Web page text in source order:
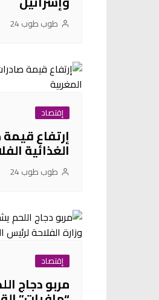
طوب طوب 24
إقتصاد
إرتفاع
الغذائية
طوب طوب 24
إقتصاد
مربو دجاج